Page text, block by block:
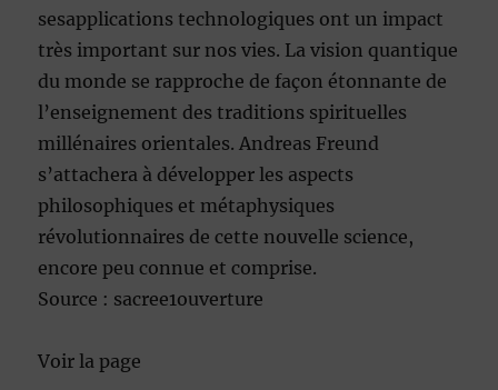
sesapplications technologiques ont un impact
très important sur nos vies. La vision quantique
du monde se rapproche de façon étonnante de
l’enseignement des traditions spirituelles
millénaires orientales. Andreas Freund
s’attachera à développer les aspects
philosophiques et métaphysiques
révolutionnaires de cette nouvelle science,
encore peu connue et comprise.
Source : sacree1ouverture
Voir la page